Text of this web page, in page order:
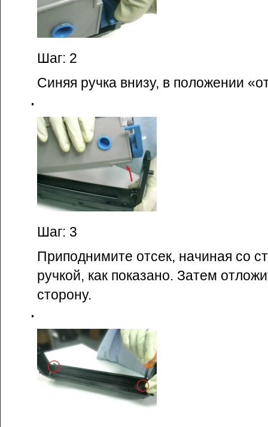
Шаг: 2
Синяя ручка внизу, в положении
Шаг: 3
Приподнимите отсек, начиная со
ручкой, как показано. Затем
сторону.